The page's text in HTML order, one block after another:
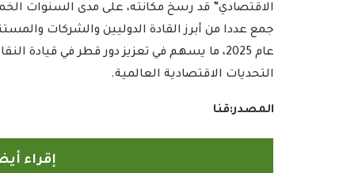
الاقتصادي” قد رسخ مكانته، على مدى السنوات
جمع عددا من أبرز القادة الدوليين والشركات
عام 2025، ما يسهم في تعزيز دور قطر في
التحديات الاقتصادية العالمية.
المصدر:قنا
إقراء